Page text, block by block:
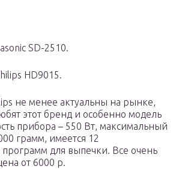
SD-2510.
HD9015.
не менее актуальны на рынке,
этот бренд и особенно модель
прибора – 550 Вт, максимальный
грамм, имеется 12
программ для выпечки. Все очень
от 6000 р.